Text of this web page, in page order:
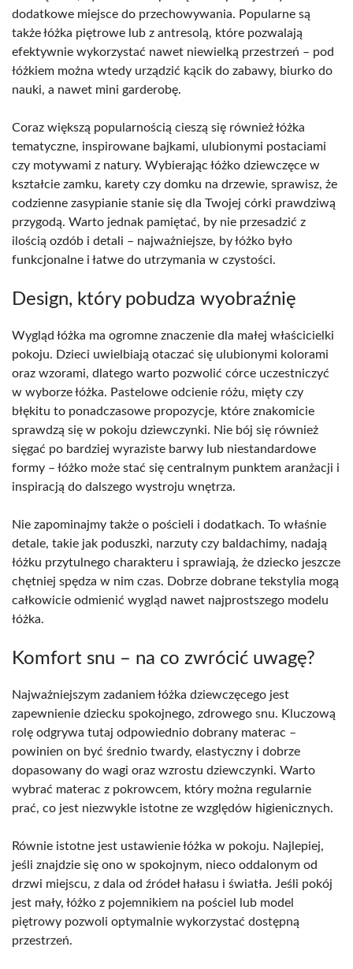
dodatkowe miejsce do przechowywania. Popularne są
także łóżka piętrowe lub z antresolą, które pozwalają
efektywnie wykorzystać nawet niewielką przestrzeń – pod
łóżkiem można wtedy urządzić kącik do zabawy, biurko do
nauki, a nawet mini garderobę.
Coraz większą popularnością cieszą się również łóżka
tematyczne, inspirowane bajkami, ulubionymi postaciami
czy motywami z natury. Wybierając łóżko dziewczęce w
kształcie zamku, karety czy domku na drzewie, sprawisz, że
codzienne zasypianie stanie się dla Twojej córki prawdziwą
przygodą. Warto jednak pamiętać, by nie przesadzić z
ilością ozdób i detali – najważniejsze, by łóżko było
funkcjonalne i łatwe do utrzymania w czystości.
Design, który pobudza wyobraźnię
Wygląd łóżka ma ogromne znaczenie dla małej właścicielki
pokoju. Dzieci uwielbiają otaczać się ulubionymi kolorami
oraz wzorami, dlatego warto pozwolić córce uczestniczyć
w wyborze łóżka. Pastelowe odcienie różu, mięty czy
błękitu to ponadczasowe propozycje, które znakomicie
sprawdzą się w pokoju dziewczynki. Nie bój się również
sięgać po bardziej wyraziste barwy lub niestandardowe
formy – łóżko może stać się centralnym punktem aranżacji i
inspiracją do dalszego wystroju wnętrza.
Nie zapominajmy także o pościeli i dodatkach. To właśnie
detale, takie jak poduszki, narzuty czy baldachimy, nadają
łóżku przytulnego charakteru i sprawiają, że dziecko jeszcze
chętniej spędza w nim czas. Dobrze dobrane tekstylia mogą
całkowicie odmienić wygląd nawet najprostszego modelu
łóżka.
Komfort snu – na co zwrócić uwagę?
Najważniejszym zadaniem łóżka dziewczęcego jest
zapewnienie dziecku spokojnego, zdrowego snu. Kluczową
rolę odgrywa tutaj odpowiednio dobrany materac –
powinien on być średnio twardy, elastyczny i dobrze
dopasowany do wagi oraz wzrostu dziewczynki. Warto
wybrać materac z pokrowcem, który można regularnie
prać, co jest niezwykle istotne ze względów higienicznych.
Równie istotne jest ustawienie łóżka w pokoju. Najlepiej,
jeśli znajdzie się ono w spokojnym, nieco oddalonym od
drzwi miejscu, z dala od źródeł hałasu i światła. Jeśli pokój
jest mały, łóżko z pojemnikiem na pościel lub model
piętrowy pozwoli optymalnie wykorzystać dostępną
przestrzeń.